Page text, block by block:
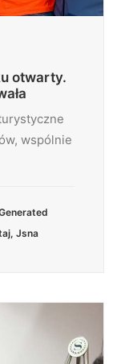
otwarty.
wspólnie
, Jsna